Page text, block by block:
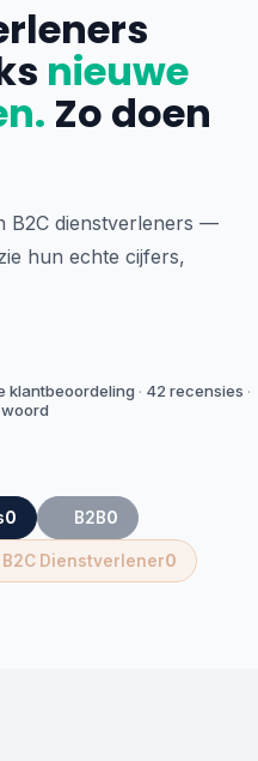
nieuwe
Zo doen
B2C dienstverleners —
hun echte cijfers,
klantbeoordeling · 42 recensies ·
0 B2B0
B2C Dienstverlener0